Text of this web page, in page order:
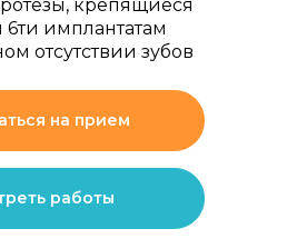
на прием
работы
крепящиеся
имплантатам
отсутствии зубов